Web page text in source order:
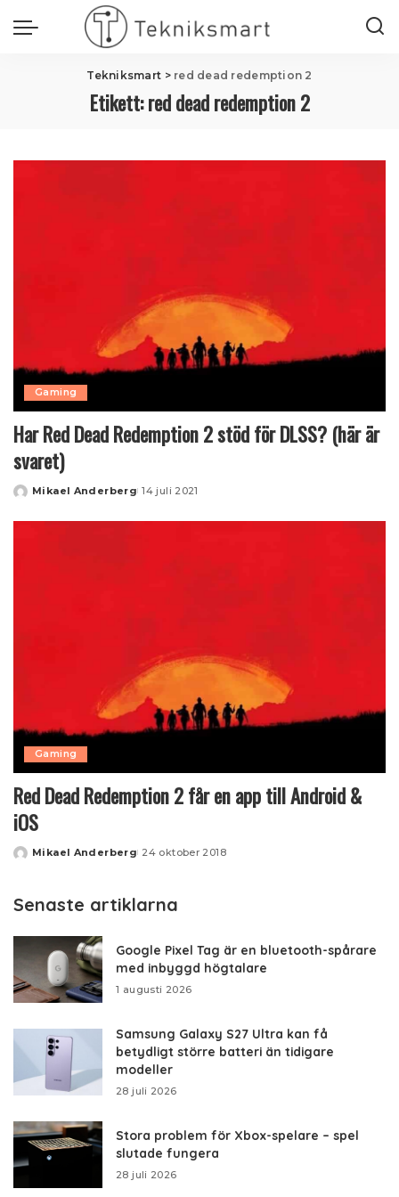
Tekniksmart > red dead redemption 2
Etikett:red dead redemption 2
Gaming
Har Red Dead Redemption 2 stöd för DLSS? (här är
svaret)
Posted
Mikael Anderberg 14 juli 2021
Gaming
Red Dead Redemption 2 får en app till Android &
iOS
Posted
Mikael Anderberg 24 oktober 2018
Senaste artiklarna
Google Pixel Tag är en bluetooth-spårare
med inbyggd högtalare
1 augusti 2026
Samsung Galaxy S27 Ultra kan få
betydligt större batteri än tidigare
modeller
28 juli 2026
Stora problem för Xbox-spelare – spel
slutade fungera
28 juli 2026